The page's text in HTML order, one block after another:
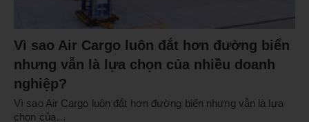
Vì sao Air Cargo luôn đắt hơn đường biển
nhưng vẫn là lựa chọn của nhiều doanh
nghiệp?
Vì sao Air Cargo luôn đắt hơn đường biển nhưng vẫn là lựa
chọn của…